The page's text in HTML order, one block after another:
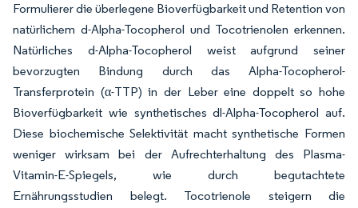
Formulierer die überlegene Bioverfügbarkeit und Retention von
natürlichem d-Alpha-Tocopherol und Tocotrienolen erkennen.
Natürliches d-Alpha-Tocopherol weist aufgrund seiner
bevorzugten Bindung durch das Alpha-Tocopherol-
Transferprotein (α-TTP) in der Leber eine doppelt so hohe
Bioverfügbarkeit wie synthetisches dl-Alpha-Tocopherol auf.
Diese biochemische Selektivität macht synthetische Formen
weniger wirksam bei der Aufrechterhaltung des Plasma-
Vitamin-E-Spiegels, wie durch begutachtete
Ernährungsstudien belegt. Tocotrienole steigern die